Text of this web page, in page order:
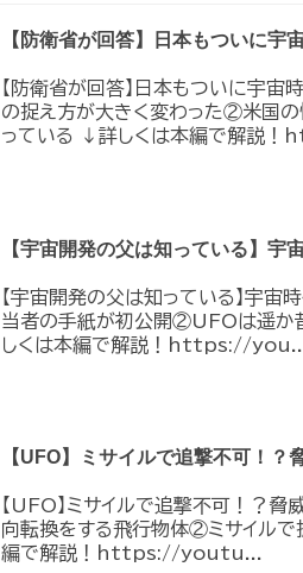
【防衛省が回答】日本もついに宇
【防衛省が回答】日本もついに宇
の捉え方が大きく変わった②米国
っている ↓詳しくは本編で解説
【宇宙開発の父は知っている】宇
【宇宙開発の父は知っている】宇宙
当者の手紙が初公開②UFOは遥か
しくは本編で解説！https://
【UFO】ミサイルで追撃不可！？
【UFO】ミサイルで追撃不可！？脅
向転換をする飛行物体②ミサイル
編で解説！https://youtu...